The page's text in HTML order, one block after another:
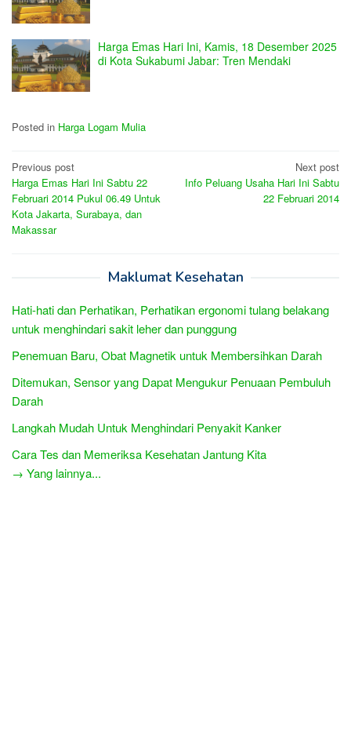
Harga Emas Hari Ini, Kamis, 18 Desember 2025
di Kota Sukabumi Jabar: Tren Mendaki
Posted in Harga Logam Mulia
Post
navigation
Previous post
Harga Emas Hari Ini Sabtu 22
Februari 2014 Pukul 06.49 Untuk
Kota Jakarta, Surabaya, dan
Makassar
Next post
Info Peluang Usaha Hari Ini Sabtu
22 Februari 2014
Maklumat Kesehatan
Hati-hati dan Perhatikan, Perhatikan ergonomi tulang belakang
untuk menghindari sakit leher dan punggung
Penemuan Baru, Obat Magnetik untuk Membersihkan Darah
Ditemukan, Sensor yang Dapat Mengukur Penuaan Pembuluh
Darah
Langkah Mudah Untuk Menghindari Penyakit Kanker
Cara Tes dan Memeriksa Kesehatan Jantung Kita
→ Yang lainnya...